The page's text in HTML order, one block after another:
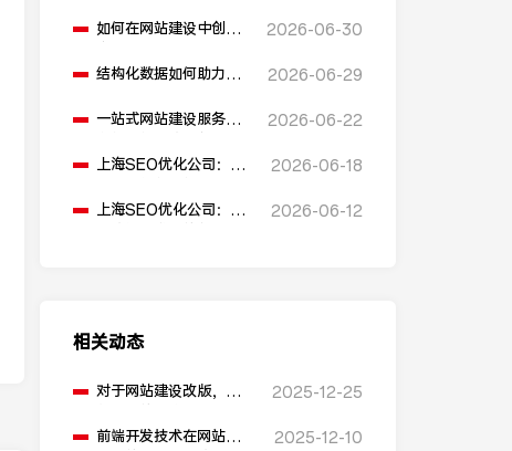
如何在网站建设中创建
2026-06-30
结构化数据如何助力
2026-06-29
一站式网站建设服务平
2026-06-22
上海SEO优化公司：如
升点击率和SEO效果？
2026-06-18
上海SEO优化公司：有
2026-06-12
相关动态
对于网站建设改版，有
2025-12-25
前端开发技术在网站建
2025-12-10